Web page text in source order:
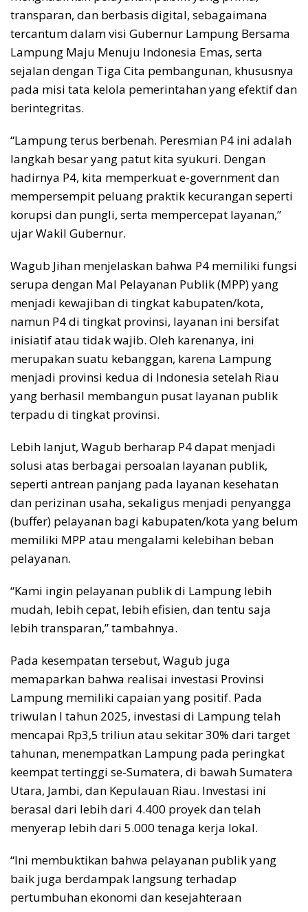
transparan, dan berbasis digital, sebagaimana
tercantum dalam visi Gubernur Lampung Bersama
Lampung Maju Menuju Indonesia Emas, serta
sejalan dengan Tiga Cita pembangunan, khususnya
pada misi tata kelola pemerintahan yang efektif dan
berintegritas.
“Lampung terus berbenah. Peresmian P4 ini adalah
langkah besar yang patut kita syukuri. Dengan
hadirnya P4, kita memperkuat e-government dan
mempersempit peluang praktik kecurangan seperti
korupsi dan pungli, serta mempercepat layanan,”
ujar Wakil Gubernur.
Wagub Jihan menjelaskan bahwa P4 memiliki fungsi
serupa dengan Mal Pelayanan Publik (MPP) yang
menjadi kewajiban di tingkat kabupaten/kota,
namun P4 di tingkat provinsi, layanan ini bersifat
inisiatif atau tidak wajib. Oleh karenanya, ini
merupakan suatu kebanggan, karena Lampung
menjadi provinsi kedua di Indonesia setelah Riau
yang berhasil membangun pusat layanan publik
terpadu di tingkat provinsi.
Lebih lanjut, Wagub berharap P4 dapat menjadi
solusi atas berbagai persoalan layanan publik,
seperti antrean panjang pada layanan kesehatan
dan perizinan usaha, sekaligus menjadi penyangga
(buffer) pelayanan bagi kabupaten/kota yang belum
memiliki MPP atau mengalami kelebihan beban
pelayanan.
“Kami ingin pelayanan publik di Lampung lebih
mudah, lebih cepat, lebih efisien, dan tentu saja
lebih transparan,” tambahnya.
Pada kesempatan tersebut, Wagub juga
memaparkan bahwa realisai investasi Provinsi
Lampung memiliki capaian yang positif. Pada
triwulan I tahun 2025, investasi di Lampung telah
mencapai Rp3,5 triliun atau sekitar 30% dari target
tahunan, menempatkan Lampung pada peringkat
keempat tertinggi se-Sumatera, di bawah Sumatera
Utara, Jambi, dan Kepulauan Riau. Investasi ini
berasal dari lebih dari 4.400 proyek dan telah
menyerap lebih dari 5.000 tenaga kerja lokal.
“Ini membuktikan bahwa pelayanan publik yang
baik juga berdampak langsung terhadap
pertumbuhan ekonomi dan kesejahteraan